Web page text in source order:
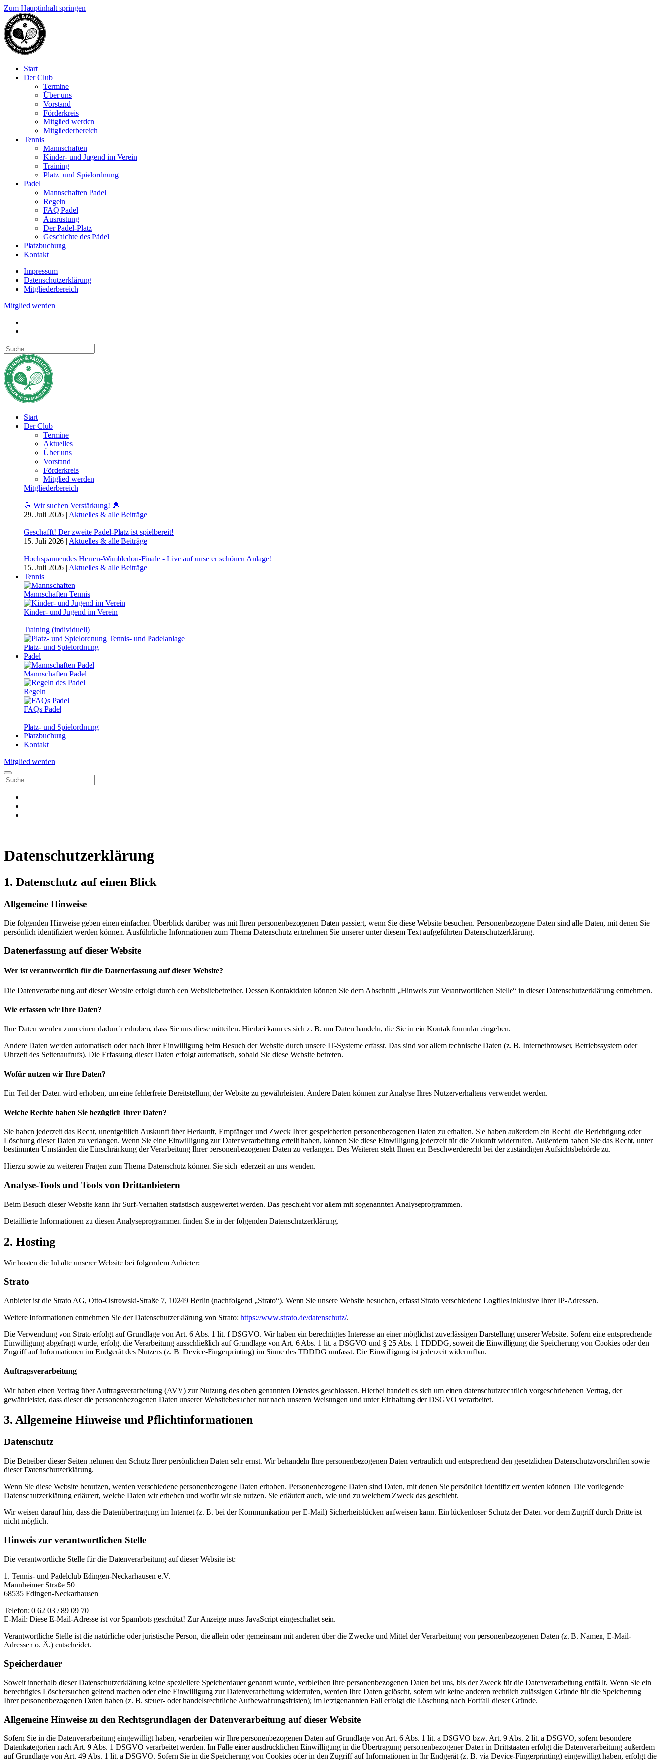
Zum Hauptinhalt springen
Start
Der Club
Termine
Über uns
Vorstand
Förderkreis
Mitglied werden
Mitgliederbereich
Tennis
Mannschaften
Kinder- und Jugend im Verein
Training
Platz- und Spielordnung
Padel
Mannschaften Padel
Regeln
FAQ Padel
Ausrüstung
Der Padel-Platz
Geschichte des Pádel
Platzbuchung
Kontakt
Impressum
Datenschutzerklärung
Mitgliederbereich
Mitglied werden
Start
Der Club
Termine
Aktuelles
Über uns
Vorstand
Förderkreis
Mitglied werden
Mitgliederbereich
🎾 Wir suchen Verstärkung! 🎾
29. Juli 2026 | Aktuelles & alle Beiträge
Geschafft! Der zweite Padel-Platz ist spielbereit!
15. Juli 2026 | Aktuelles & alle Beiträge
Hochspannendes Herren-Wimbledon-Finale - Live auf unserer schönen Anlage!
15. Juli 2026 | Aktuelles & alle Beiträge
Tennis
Mannschaften Tennis
Kinder- und Jugend im Verein
Training (individuell)
Platz- und Spielordnung
Padel
Mannschaften Padel
Regeln
FAQs Padel
Platz- und Spielordnung
Platzbuchung
Kontakt
Mitglied werden
Datenschutzerklärung
1. Datenschutz auf einen Blick
Allgemeine Hinweise
Die folgenden Hinweise geben einen einfachen Überblick darüber, was mit Ihren personenbezogenen Daten passiert, wenn Sie diese Website besuchen. Personenbezogene Daten sind alle Daten, mit denen Sie
persönlich identifiziert werden können. Ausführliche Informationen zum Thema Datenschutz entnehmen Sie unserer unter diesem Text aufgeführten Datenschutzerklärung.
Datenerfassung auf dieser Website
Wer ist verantwortlich für die Datenerfassung auf dieser Website?
Die Datenverarbeitung auf dieser Website erfolgt durch den Websitebetreiber. Dessen Kontaktdaten können Sie dem Abschnitt „Hinweis zur Verantwortlichen Stelle“ in dieser Datenschutzerklärung entnehmen.
Wie erfassen wir Ihre Daten?
Ihre Daten werden zum einen dadurch erhoben, dass Sie uns diese mitteilen. Hierbei kann es sich z. B. um Daten handeln, die Sie in ein Kontaktformular eingeben.
Andere Daten werden automatisch oder nach Ihrer Einwilligung beim Besuch der Website durch unsere IT-Systeme erfasst. Das sind vor allem technische Daten (z. B. Internetbrowser, Betriebssystem oder
Uhrzeit des Seitenaufrufs). Die Erfassung dieser Daten erfolgt automatisch, sobald Sie diese Website betreten.
Wofür nutzen wir Ihre Daten?
Ein Teil der Daten wird erhoben, um eine fehlerfreie Bereitstellung der Website zu gewährleisten. Andere Daten können zur Analyse Ihres Nutzerverhaltens verwendet werden.
Welche Rechte haben Sie bezüglich Ihrer Daten?
Sie haben jederzeit das Recht, unentgeltlich Auskunft über Herkunft, Empfänger und Zweck Ihrer gespeicherten personenbezogenen Daten zu erhalten. Sie haben außerdem ein Recht, die Berichtigung oder
Löschung dieser Daten zu verlangen. Wenn Sie eine Einwilligung zur Datenverarbeitung erteilt haben, können Sie diese Einwilligung jederzeit für die Zukunft widerrufen. Außerdem haben Sie das Recht, unter
bestimmten Umständen die Einschränkung der Verarbeitung Ihrer personenbezogenen Daten zu verlangen. Des Weiteren steht Ihnen ein Beschwerderecht bei der zuständigen Aufsichtsbehörde zu.
Hierzu sowie zu weiteren Fragen zum Thema Datenschutz können Sie sich jederzeit an uns wenden.
Analyse-Tools und Tools von Dritt­anbietern
Beim Besuch dieser Website kann Ihr Surf-Verhalten statistisch ausgewertet werden. Das geschieht vor allem mit sogenannten Analyseprogrammen.
Detaillierte Informationen zu diesen Analyseprogrammen finden Sie in der folgenden Datenschutzerklärung.
2. Hosting
Wir hosten die Inhalte unserer Website bei folgendem Anbieter:
Strato
Anbieter ist die Strato AG, Otto-Ostrowski-Straße 7, 10249 Berlin (nachfolgend „Strato“). Wenn Sie unsere Website besuchen, erfasst Strato verschiedene Logfiles inklusive Ihrer IP-Adressen.
Weitere Informationen entnehmen Sie der Datenschutzerklärung von Strato: https://www.strato.de/datenschutz/.
Die Verwendung von Strato erfolgt auf Grundlage von Art. 6 Abs. 1 lit. f DSGVO. Wir haben ein berechtigtes Interesse an einer möglichst zuverlässigen Darstellung unserer Website. Sofern eine entsprechende
Einwilligung abgefragt wurde, erfolgt die Verarbeitung ausschließlich auf Grundlage von Art. 6 Abs. 1 lit. a DSGVO und § 25 Abs. 1 TDDDG, soweit die Einwilligung die Speicherung von Cookies oder den
Zugriff auf Informationen im Endgerät des Nutzers (z. B. Device-Fingerprinting) im Sinne des TDDDG umfasst. Die Einwilligung ist jederzeit widerrufbar.
Auftragsverarbeitung
Wir haben einen Vertrag über Auftragsverarbeitung (AVV) zur Nutzung des oben genannten Dienstes geschlossen. Hierbei handelt es sich um einen datenschutzrechtlich vorgeschriebenen Vertrag, der
gewährleistet, dass dieser die personenbezogenen Daten unserer Websitebesucher nur nach unseren Weisungen und unter Einhaltung der DSGVO verarbeitet.
3. Allgemeine Hinweise und Pflicht­informationen
Datenschutz
Die Betreiber dieser Seiten nehmen den Schutz Ihrer persönlichen Daten sehr ernst. Wir behandeln Ihre personenbezogenen Daten vertraulich und entsprechend den gesetzlichen Datenschutzvorschriften sowie
dieser Datenschutzerklärung.
Wenn Sie diese Website benutzen, werden verschiedene personenbezogene Daten erhoben. Personenbezogene Daten sind Daten, mit denen Sie persönlich identifiziert werden können. Die vorliegende
Datenschutzerklärung erläutert, welche Daten wir erheben und wofür wir sie nutzen. Sie erläutert auch, wie und zu welchem Zweck das geschieht.
Wir weisen darauf hin, dass die Datenübertragung im Internet (z. B. bei der Kommunikation per E-Mail) Sicherheitslücken aufweisen kann. Ein lückenloser Schutz der Daten vor dem Zugriff durch Dritte ist
nicht möglich.
Hinweis zur verantwortlichen Stelle
Die verantwortliche Stelle für die Datenverarbeitung auf dieser Website ist:
1. Tennis- und Padelclub Edingen-Neckarhausen e.V.
Mannheimer Straße 50
68535 Edingen-Neckarhausen
Telefon: 0 62 03 / 89 09 70
E-Mail: Diese E-Mail-Adresse ist vor Spambots geschützt! Zur Anzeige muss JavaScript eingeschaltet sein.
Verantwortliche Stelle ist die natürliche oder juristische Person, die allein oder gemeinsam mit anderen über die Zwecke und Mittel der Verarbeitung von personenbezogenen Daten (z. B. Namen, E-Mail-
Adressen o. Ä.) entscheidet.
Speicherdauer
Soweit innerhalb dieser Datenschutzerklärung keine speziellere Speicherdauer genannt wurde, verbleiben Ihre personenbezogenen Daten bei uns, bis der Zweck für die Datenverarbeitung entfällt. Wenn Sie ein
berechtigtes Löschersuchen geltend machen oder eine Einwilligung zur Datenverarbeitung widerrufen, werden Ihre Daten gelöscht, sofern wir keine anderen rechtlich zulässigen Gründe für die Speicherung
Ihrer personenbezogenen Daten haben (z. B. steuer- oder handelsrechtliche Aufbewahrungsfristen); im letztgenannten Fall erfolgt die Löschung nach Fortfall dieser Gründe.
Allgemeine Hinweise zu den Rechtsgrundlagen der Datenverarbeitung auf dieser Website
Sofern Sie in die Datenverarbeitung eingewilligt haben, verarbeiten wir Ihre personenbezogenen Daten auf Grundlage von Art. 6 Abs. 1 lit. a DSGVO bzw. Art. 9 Abs. 2 lit. a DSGVO, sofern besondere
Datenkategorien nach Art. 9 Abs. 1 DSGVO verarbeitet werden. Im Falle einer ausdrücklichen Einwilligung in die Übertragung personenbezogener Daten in Drittstaaten erfolgt die Datenverarbeitung außerdem
auf Grundlage von Art. 49 Abs. 1 lit. a DSGVO. Sofern Sie in die Speicherung von Cookies oder in den Zugriff auf Informationen in Ihr Endgerät (z. B. via Device-Fingerprinting) eingewilligt haben, erfolgt die